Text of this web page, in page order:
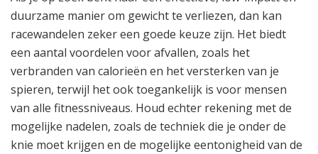
duurzame manier om gewicht te verliezen, dan kan
racewandelen zeker een goede keuze zijn. Het biedt
een aantal voordelen voor afvallen, zoals het
verbranden van calorieën en het versterken van je
spieren, terwijl het ook toegankelijk is voor mensen
van alle fitnessniveaus. Houd echter rekening met de
mogelijke nadelen, zoals de techniek die je onder de
knie moet krijgen en de mogelijke eentonigheid van de